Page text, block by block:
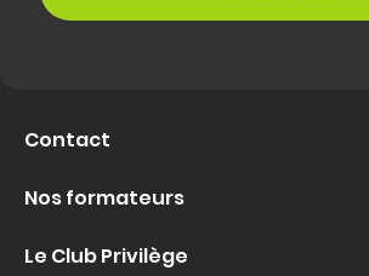
Contact
Nos formateurs
Le Club Privilège